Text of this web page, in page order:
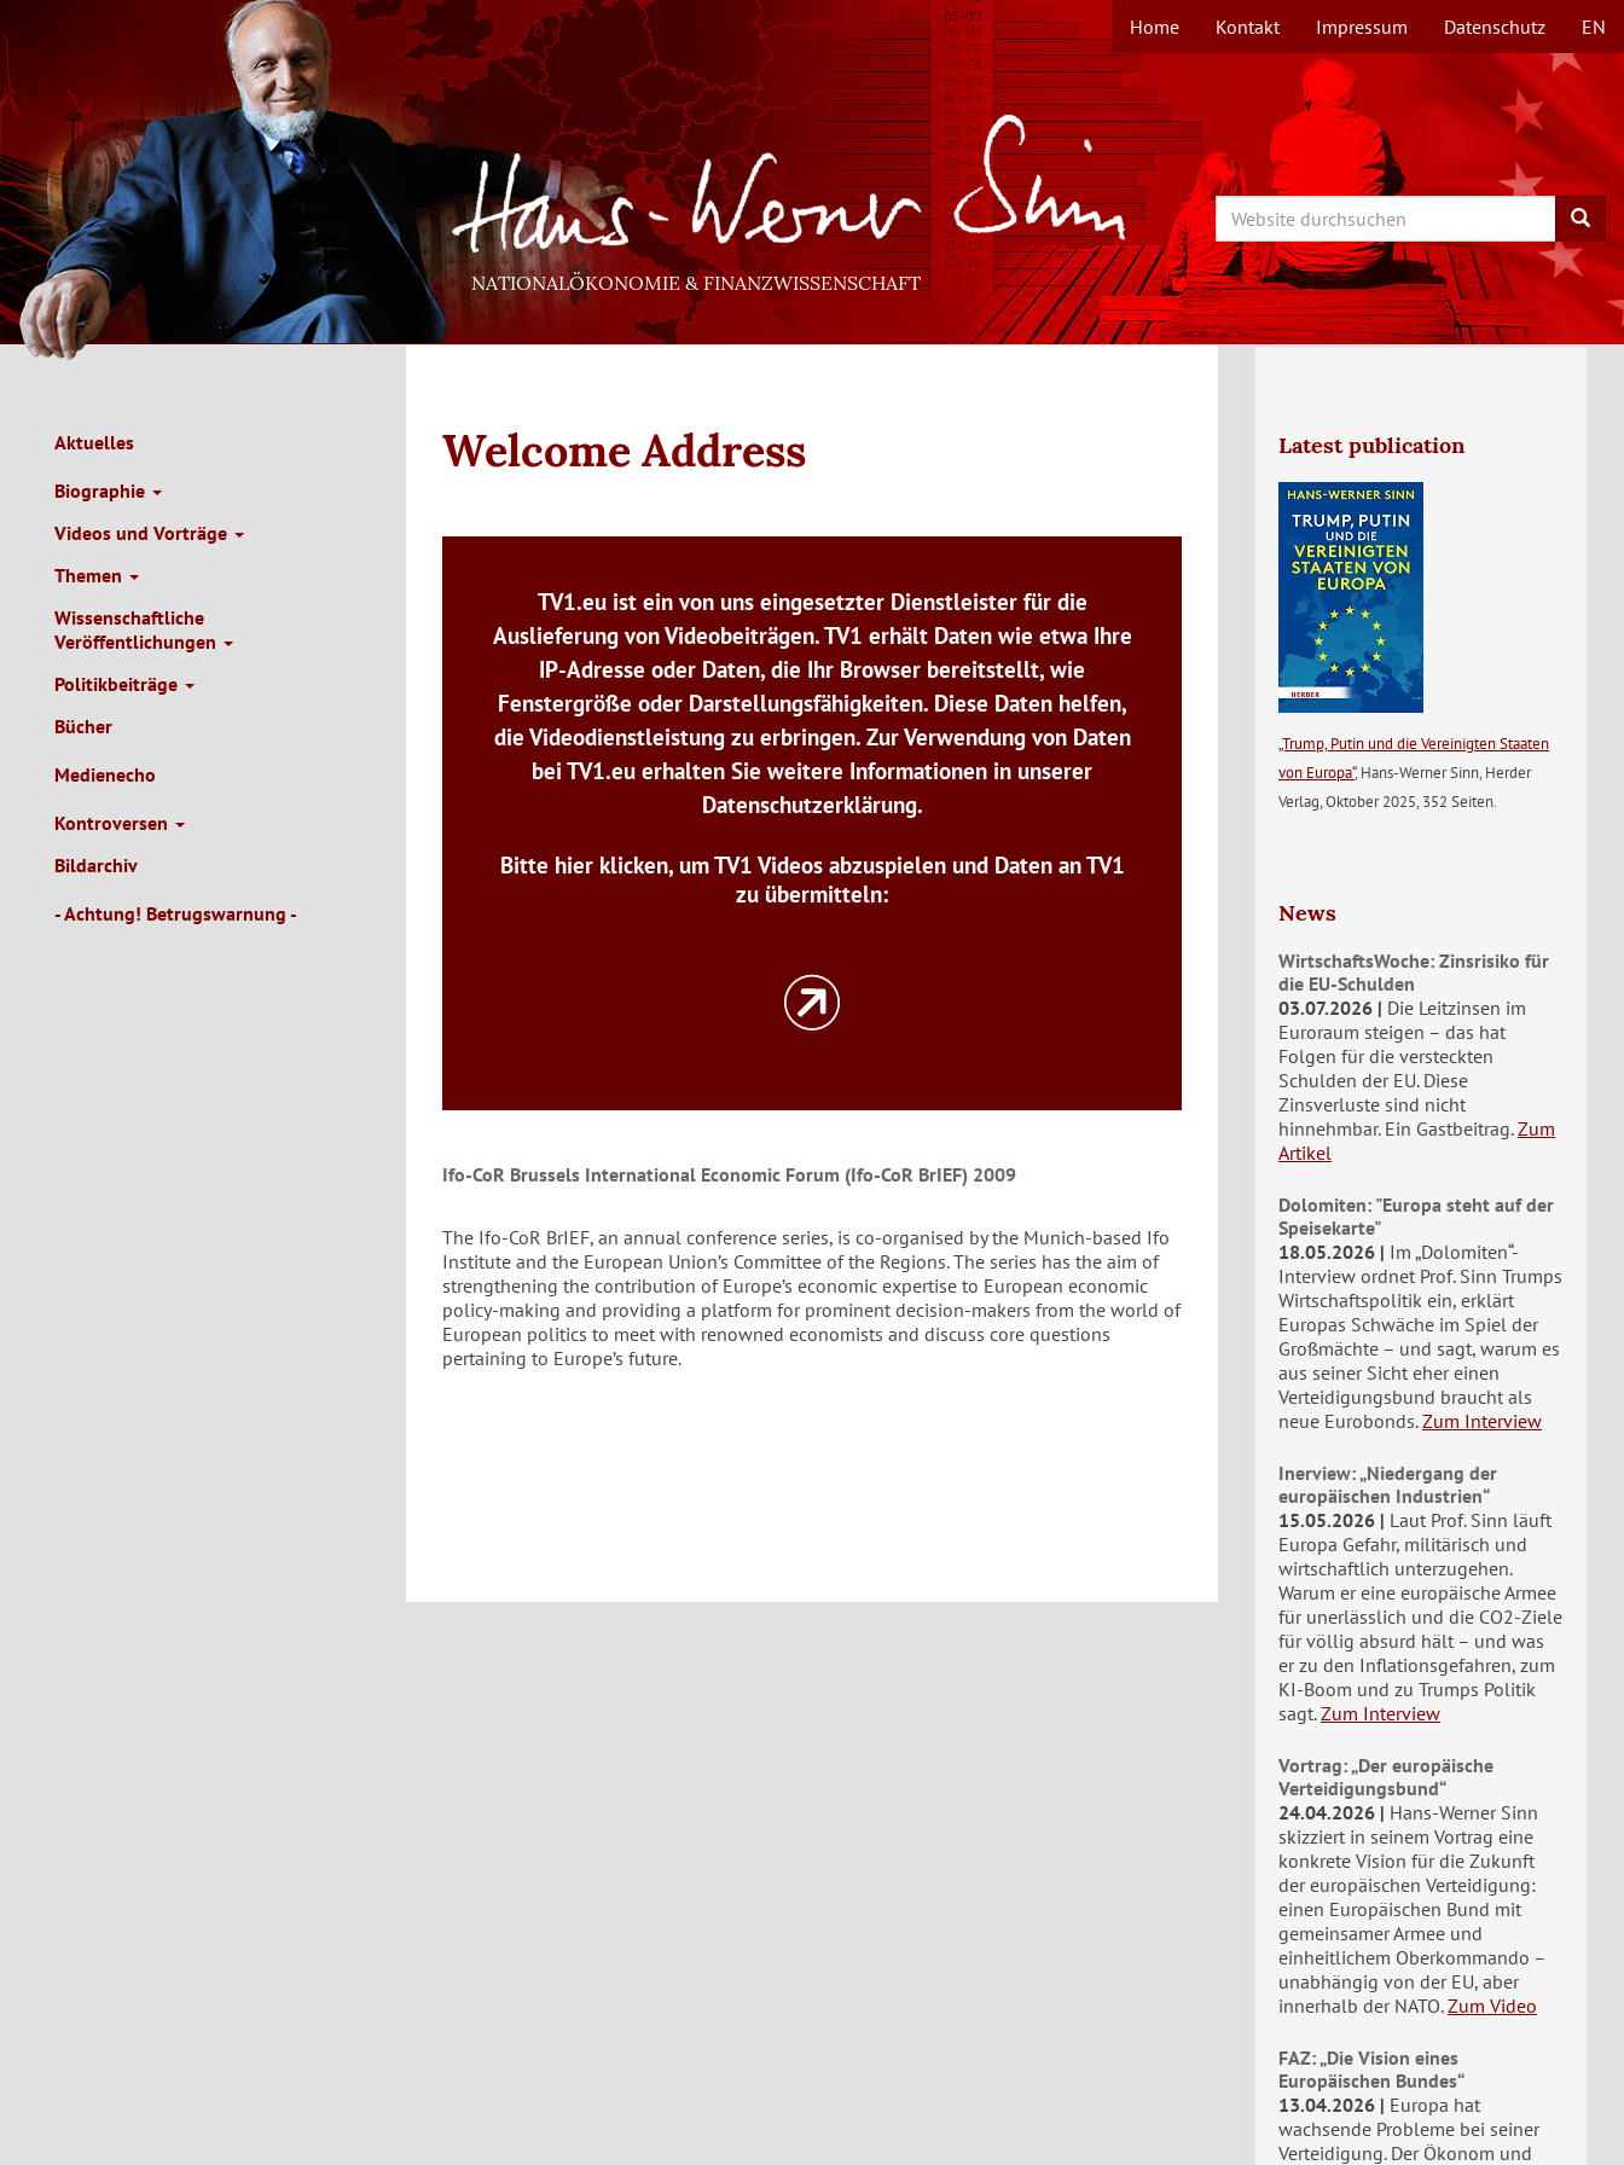
zum
Inhalt
TOPMENÜ
Home Kontakt Impressum Datenschutz EN
NATIONALÖKONOMIE & FINANZWISSENSCHAFT
Search Search
Main
Navigation
de
Aktuelles
Biographie
Videos und Vorträge
Themen
Wissenschaftliche
Veröffentlichungen
Politikbeiträge
Bücher
Medienecho
Kontroversen
Bildarchiv
- Achtung! Betrugswarnung -
Welcome Address
TV1.eu ist ein von uns eingesetzter Dienstleister für die
Auslieferung von Videobeiträgen. TV1 erhält Daten wie etwa Ihre
IP-Adresse oder Daten, die Ihr Browser bereitstellt, wie
Fenstergröße oder Darstellungsfähigkeiten. Diese Daten helfen,
die Videodienstleistung zu erbringen. Zur Verwendung von Daten
bei TV1.eu erhalten Sie weitere Informationen in unserer
Datenschutzerklärung.
Bitte hier klicken, um TV1 Videos abzuspielen und Daten an TV1
zu übermitteln:
Ifo-CoR Brussels International Economic Forum (Ifo-CoR BrIEF) 2009
The Ifo-CoR BrIEF, an annual conference series, is co-organised by the Munich-based Ifo
Institute and the European Union’s Committee of the Regions. The series has the aim of
strengthening the contribution of Europe’s economic expertise to European economic
policy-making and providing a platform for prominent decision-makers from the world of
European politics to meet with renowned economists and discuss core questions
pertaining to Europe’s future.
Latest publication
„Trump, Putin und die Vereinigten Staaten
von Europa“, Hans-Werner Sinn, Herder
Verlag, Oktober 2025, 352 Seiten.
News
WirtschaftsWoche: Zinsrisiko für
die EU-Schulden
03.07.2026
Die Leitzinsen im
Euroraum steigen – das hat
Folgen für die versteckten
Schulden der EU. Diese
Zinsverluste sind nicht
hinnehmbar. Ein Gastbeitrag. Zum
Artikel
Dolomiten: "Europa steht auf der
Speisekarte"
18.05.2026
Im „Dolomiten“-
Interview ordnet Prof. Sinn Trumps
Wirtschaftspolitik ein, erklärt
Europas Schwäche im Spiel der
Großmächte – und sagt, warum es
aus seiner Sicht eher einen
Verteidigungsbund braucht als
neue Eurobonds. Zum Interview
Inerview: „Niedergang der
europäischen Industrien“
15.05.2026
Laut Prof. Sinn läuft
Europa Gefahr, militärisch und
wirtschaftlich unterzugehen.
Warum er eine europäische Armee
für unerlässlich und die CO2-Ziele
für völlig absurd hält – und was
er zu den Inflationsgefahren, zum
KI-Boom und zu Trumps Politik
sagt. Zum Interview
Vortrag: „Der europäische
Verteidigungsbund“
24.04.2026
Hans-Werner Sinn
skizziert in seinem Vortrag eine
konkrete Vision für die Zukunft
der europäischen Verteidigung:
einen Europäischen Bund mit
gemeinsamer Armee und
einheitlichem Oberkommando –
unabhängig von der EU, aber
innerhalb der NATO. Zum Video
FAZ: „Die Vision eines
Europäischen Bundes“
13.04.2026
Europa hat
wachsende Probleme bei seiner
Verteidigung. Der Ökonom und